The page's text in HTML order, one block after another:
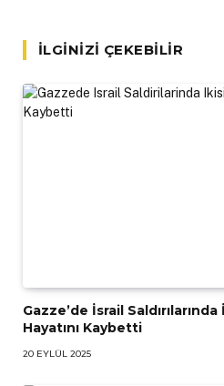
İLGINIZI ÇEKEBILIR
Gazze’de İsrail
Hayatını Kaybetti
20 EYLÜL 2025